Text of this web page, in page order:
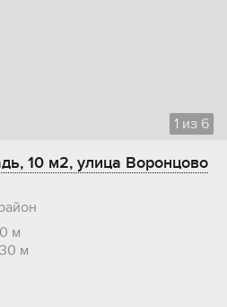
1 из 6
10 м2, улица Воронцово
м
м